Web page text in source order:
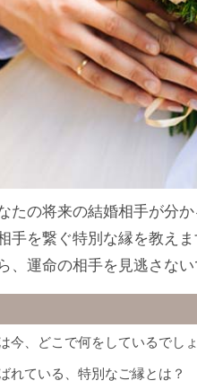
たの将来の結婚相手が分
を繋ぐ特別な縁を教え
、運命の相手を見逃さない
今、どこで何をしているでし
れている、特別なご縁とは？